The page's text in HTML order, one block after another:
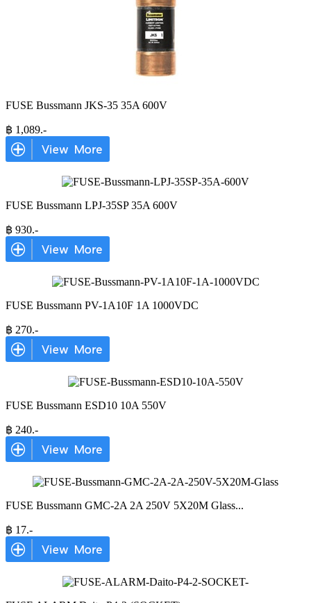
FUSE Bussmann JKS-35 35A 600V
฿ 1,089.-
FUSE Bussmann LPJ-35SP 35A 600V
฿ 930.-
FUSE Bussmann PV-1A10F 1A 1000VDC
฿ 270.-
FUSE Bussmann ESD10 10A 550V
฿ 240.-
FUSE Bussmann GMC-2A 2A 250V 5X20M Glass...
฿ 17.-